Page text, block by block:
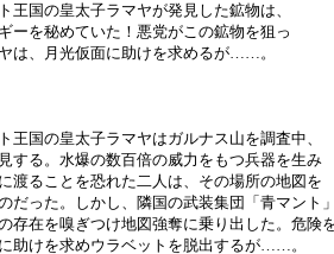
王国の皇太子ラマヤが発見した鉱物は、
ーを秘めていた！悪党がこの鉱物を狙っ
は、月光仮面に助けを求めるが……。
王国の皇太子ラマヤはガルナス山を調査中、
する。水爆の数百倍の威力をもつ兵器を生み
渡ることを恐れた二人は、その場所の地図を
だった。しかし、隣国の武装集団「青マント
存在を嗅ぎつけ地図強奪に乗り出した。危険
助けを求めウラベットを脱出するが……。